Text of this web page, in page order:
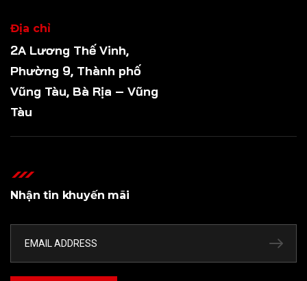
Địa chỉ
2A Lương Thế Vinh,
Phường 9, Thành phố
Vũng Tàu, Bà Rịa – Vũng
Tàu
Nhận tin khuyến mãi